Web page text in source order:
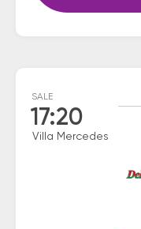
SALE
17:20
Villa Mercedes